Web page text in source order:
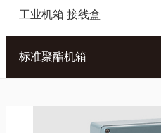
工业机箱 接线盒
标准聚酯机箱